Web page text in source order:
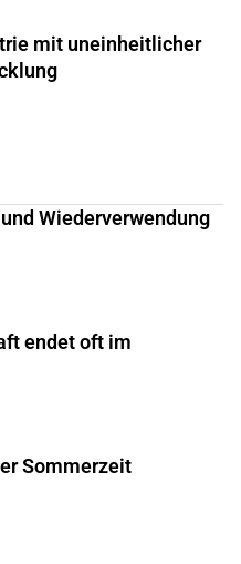
mit uneinheitlicher
Wiederverwendung
endet oft im
Sommerzeit